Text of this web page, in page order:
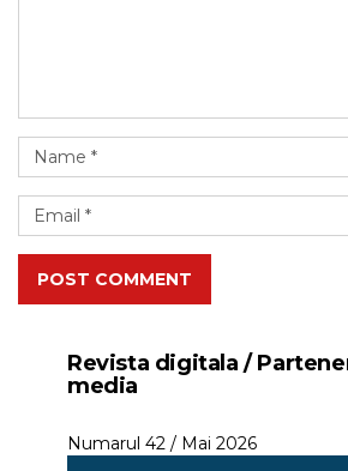
POST COMMENT
Revista digitala /
media
Numarul 42 / Mai 2026